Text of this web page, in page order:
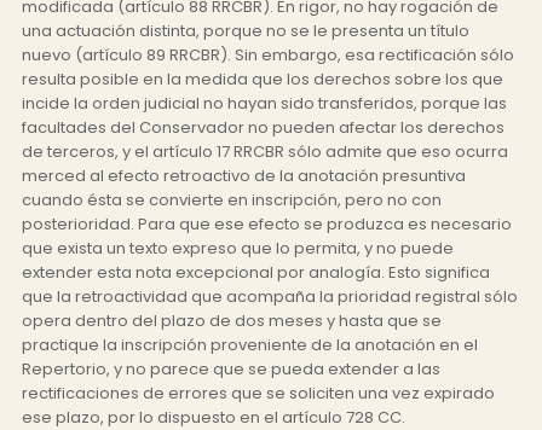
modificada (artículo 88 RRCBR). En rigor, no hay rogación de
una actuación distinta, porque no se le presenta un título
nuevo (artículo 89 RRCBR). Sin embargo, esa rectificación sólo
resulta posible en la medida que los derechos sobre los que
incide la orden judicial no hayan sido transferidos, porque las
facultades del Conservador no pueden afectar los derechos
de terceros, y el artículo 17 RRCBR sólo admite que eso ocurra
merced al efecto retroactivo de la anotación presuntiva
cuando ésta se convierte en inscripción, pero no con
posterioridad. Para que ese efecto se produzca es necesario
que exista un texto expreso que lo permita, y no puede
extender esta nota excepcional por analogía. Esto significa
que la retroactividad que acompaña la prioridad registral sólo
opera dentro del plazo de dos meses y hasta que se
practique la inscripción proveniente de la anotación en el
Repertorio, y no parece que se pueda extender a las
rectificaciones de errores que se soliciten una vez expirado
ese plazo, por lo dispuesto en el artículo 728 CC.